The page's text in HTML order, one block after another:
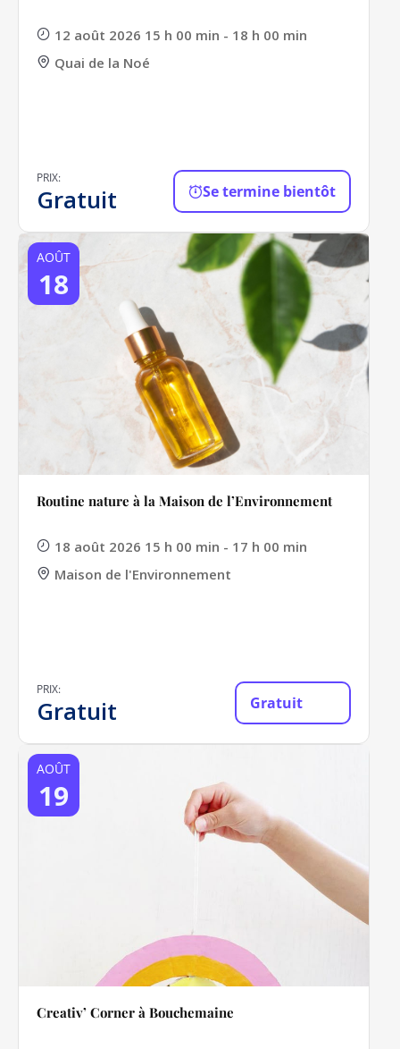
12 août 2026 15 h 00 min - 18 h 00 min
Quai de la Noé
PRIX:
Gratuit Se termine bientôt
AOÛT
18
Routine nature à la Maison de l’Environnement
18 août 2026 15 h 00 min - 17 h 00 min
Maison de l'Environnement
PRIX:
Gratuit Gratuit
AOÛT
19
Creativ’ Corner à Bouchemaine